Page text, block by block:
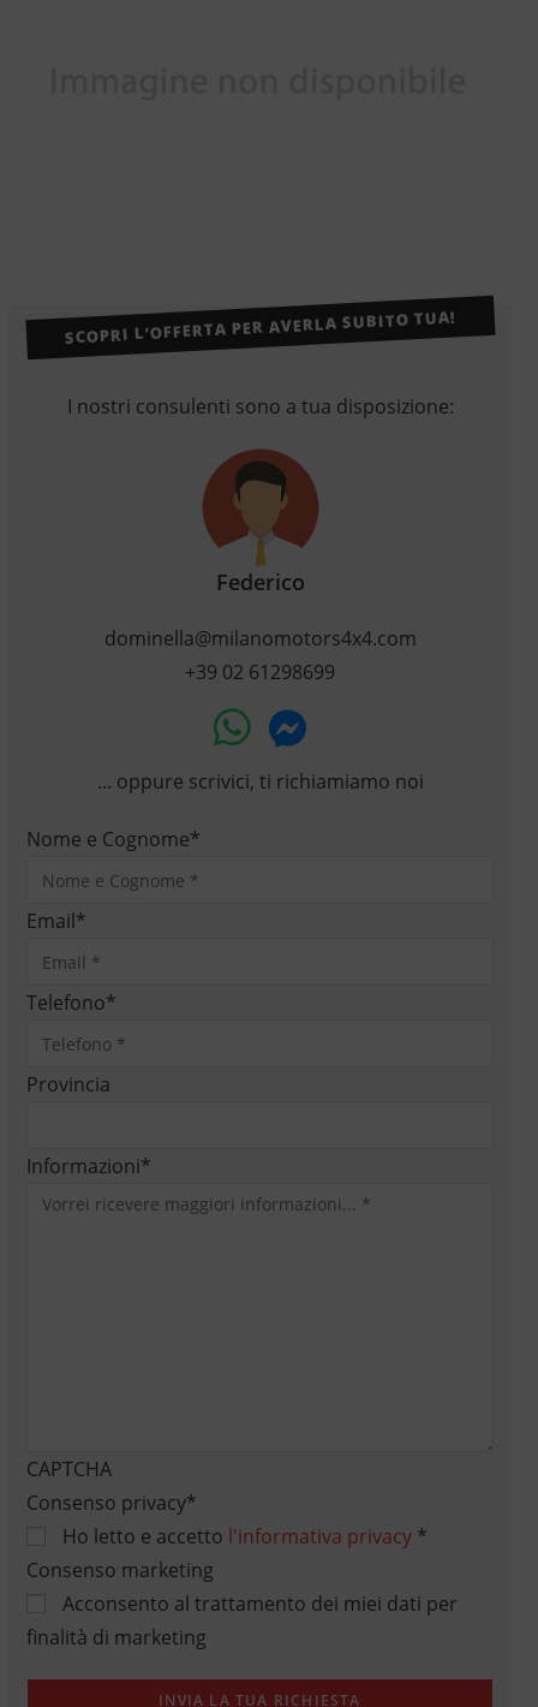
SCOPRI L’OFFERTA PER AVERLA SUBITO TUA!
I nostri consulenti sono a tua disposizione:
Federico
dominella@milanomotors4x4.com
+39 02 61298699
... oppure scrivici, ti richiamiamo noi
Nome e Cognome*
Email*
Telefono*
Provincia
Informazioni*
CAPTCHA
Consenso privacy*
Ho letto e accetto l'informativa privacy*
Consenso marketing
Acconsento al trattamento dei miei dati per
finalità di marketing